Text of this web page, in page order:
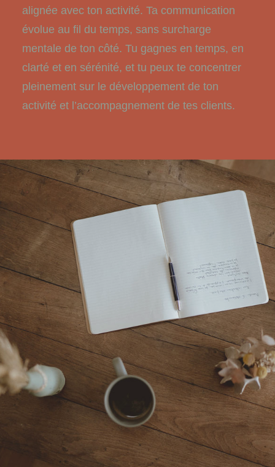
alignée avec ton activité. Ta communication
évolue au fil du temps, sans surcharge
mentale de ton côté. Tu gagnes en temps, en
clarté et en sérénité, et tu peux te concentrer
pleinement sur le développement de ton
activité et l’accompagnement de tes clients.